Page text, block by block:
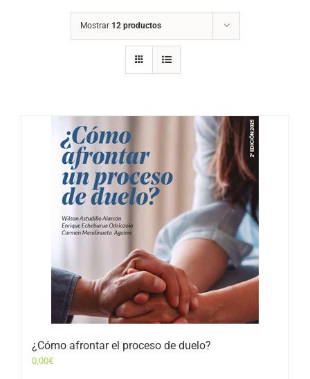
Mostrar 12 productos
¿Cómo afrontar el proceso de duelo?
0,00€